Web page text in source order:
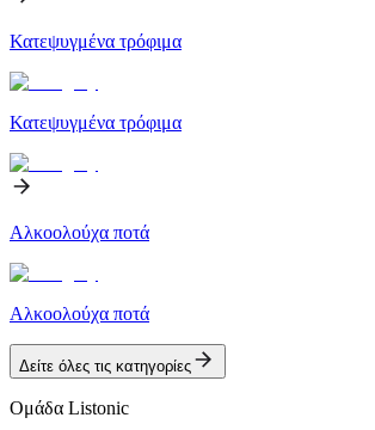
Κατεψυγμένα τρόφιμα
Κατεψυγμένα τρόφιμα
Αλκοολούχα ποτά
Αλκοολούχα ποτά
Δείτε όλες τις κατηγορίες
Ομάδα Listonic